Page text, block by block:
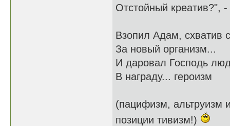
Отстойный креатив?", -
Взопил Адам, схватив
За новый организм...
И даровал Господь
В награду... героизм
(пацифизм, альтруизм
позиции тивизм!)